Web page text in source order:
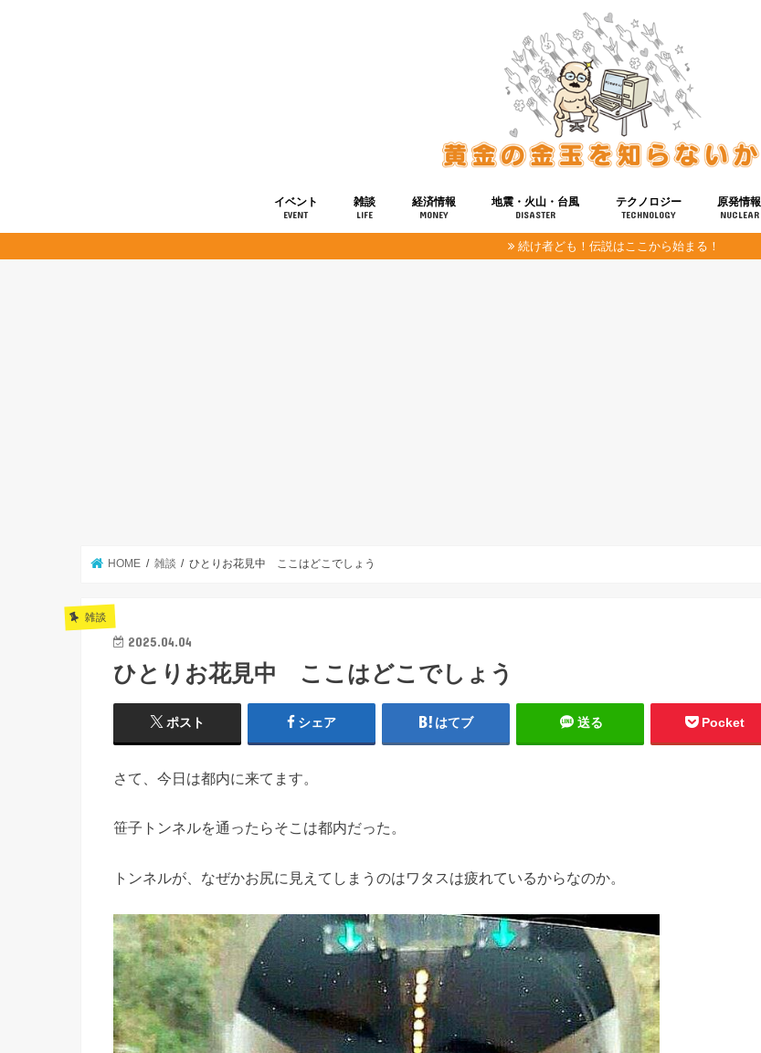
イベント
EVENT
雑談
LIFE
経済情報
MONEY
地震・火山・台風
DISASTER
テクノロジー
TECHNOLOGY
健康
宇宙
原発情報
NUCLEAR
続け者ども！伝説はここから始まる！
HOME 雑談 ひとりお花見中 ここはどこでしょう
雑談
2025.04.04
ひとりお花見中 ここはどこでしょう
ポスト シェア はてブ 送る Pocket
さて、今日は都内に来てます。
笹子トンネルを通ったらそこは都内だった。
トンネルが、なぜかお尻に見えてしまうのはワタスは疲れているからなのか。